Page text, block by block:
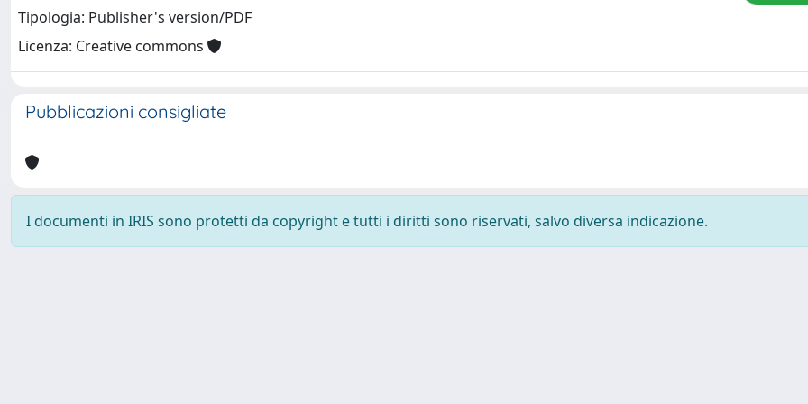
Tipologia: Publisher's version/PDF
Licenza: Creative commons
Pubblicazioni consigliate
I documenti in IRIS sono protetti da copyright e tutti i diritti sono riservati, salvo diversa indicazione.